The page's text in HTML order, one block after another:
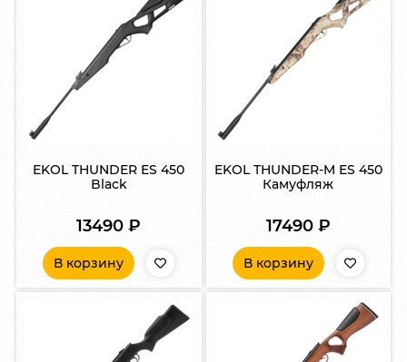
EKOL THUNDER ES 450
Black
13490₽
В корзину
EKOL THUNDER-M ES 450
Камуфляж
17490 ₽
В корзину